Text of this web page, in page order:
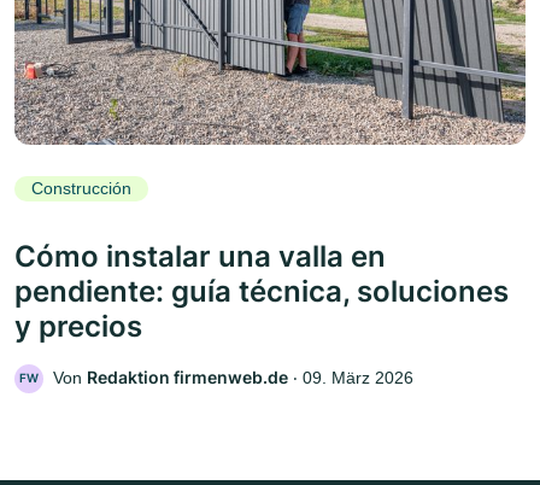
Construcción
Cómo instalar una valla en
pendiente: guía técnica, soluciones
y precios
FW Von Redaktion firmenweb.de ‧ 09. März 2026